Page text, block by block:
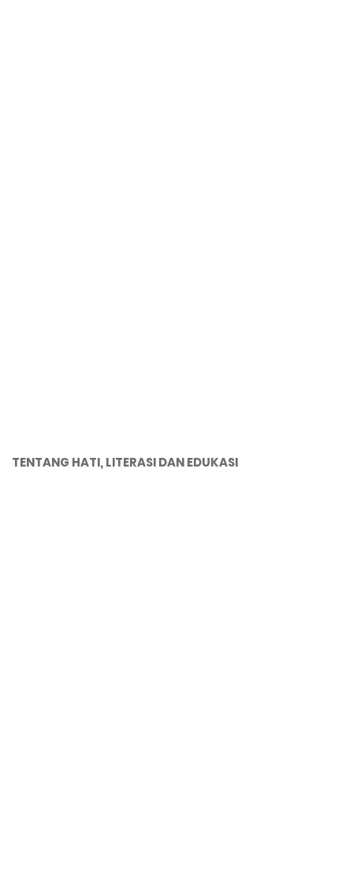
TENTANG HATI, LITERASI DAN EDUKASI